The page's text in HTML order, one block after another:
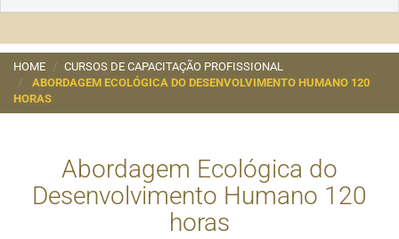
HOME
CURSOS DE CAPACITAÇÃO PROFISSIONAL
ABORDAGEM ECOLÓGICA DO DESENVOLVIMENTO HUMANO 120
HORAS
Abordagem Ecológica do
Desenvolvimento Humano 120
horas